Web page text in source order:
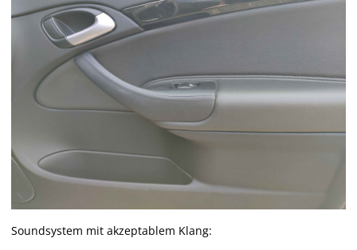
Soundsystem mit akzeptablem Klang: